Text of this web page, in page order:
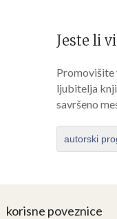
Jeste li
Promovišite
ljubitelja
savršeno
autorski
korisne poveznice